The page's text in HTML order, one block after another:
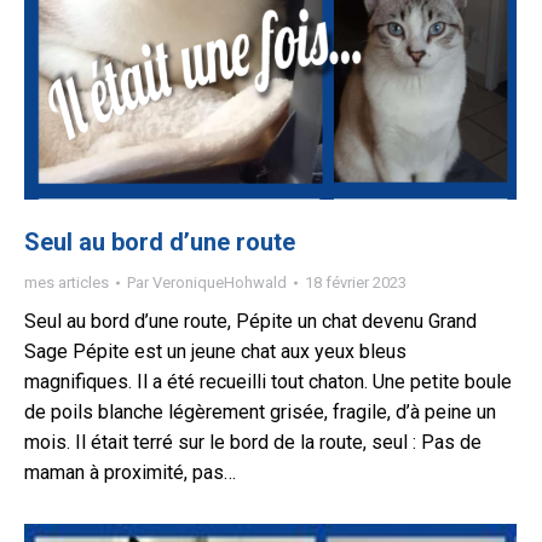
Seul au bord d’une route
mes articles Par VeroniqueHohwald 18 février 2023
Seul au bord d’une route, Pépite un chat devenu Grand
Sage Pépite est un jeune chat aux yeux bleus
magnifiques. Il a été recueilli tout chaton. Une petite boule
de poils blanche légèrement grisée, fragile, d’à peine un
mois. Il était terré sur le bord de la route, seul : Pas de
maman à proximité, pas…